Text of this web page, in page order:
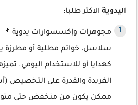
اليدوية الاكثر طلبا:
مجوهرات وإكسسوارات يدوية 📌
سلاسل، خواتم مطلية أو مطرزة
كهدايا أو للاستخدام اليومي.
الفريدة والقدرة على التخصيص
ممكن يكون من منخفض حتى